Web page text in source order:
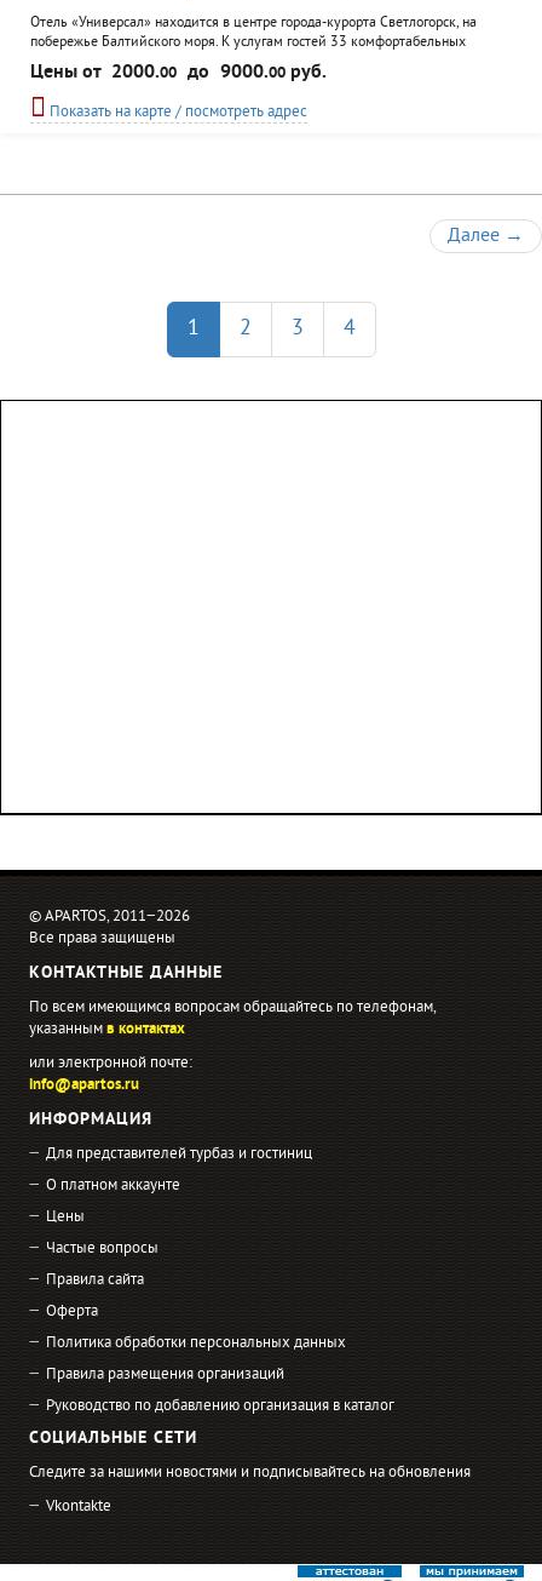
Отель «Универсал» находится в центре города-курорта Светлогорск, на
побережье Балтийского моря. К услугам гостей 33 комфортабельных
номера, ресторан, финская сауна, бассейн, караоке, бильярд. Для
проведения переговоров и семинаров предлагаются два конференц-зала.
Цены от 2000.00 до 9000.00 руб.
Показать на карте / посмотреть адрес
Далее →
1 2 3 4
© APARTOS, 2011−2026
Все права защищены
КОНТАКТНЫЕ ДАННЫЕ
По всем имеющимся вопросам обращайтесь по телефонам,
указаннымв контактах
или электронной почте:
info@apartos.ru
ИНФОРМАЦИЯ
Для представителей турбаз и гостиниц
О платном аккаунте
Цены
Частые вопросы
Правила сайта
Оферта
Политика обработки персональных данных
Правила размещения организаций
Руководство по добавлению организация в каталог
СОЦИАЛЬНЫЕ СЕТИ
Следите за нашими новостями и подписывайтесь на обновления
Vkontakte